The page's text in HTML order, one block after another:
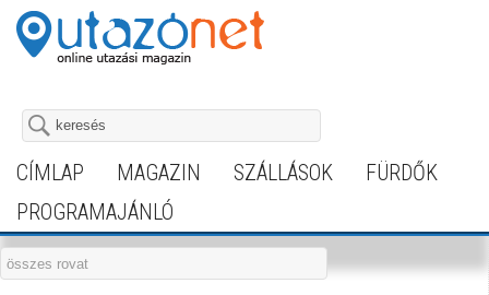
CÍMLAP MAGAZIN SZÁLLÁSOK
FÜRDŐK
PROGRAMAJÁNLÓ